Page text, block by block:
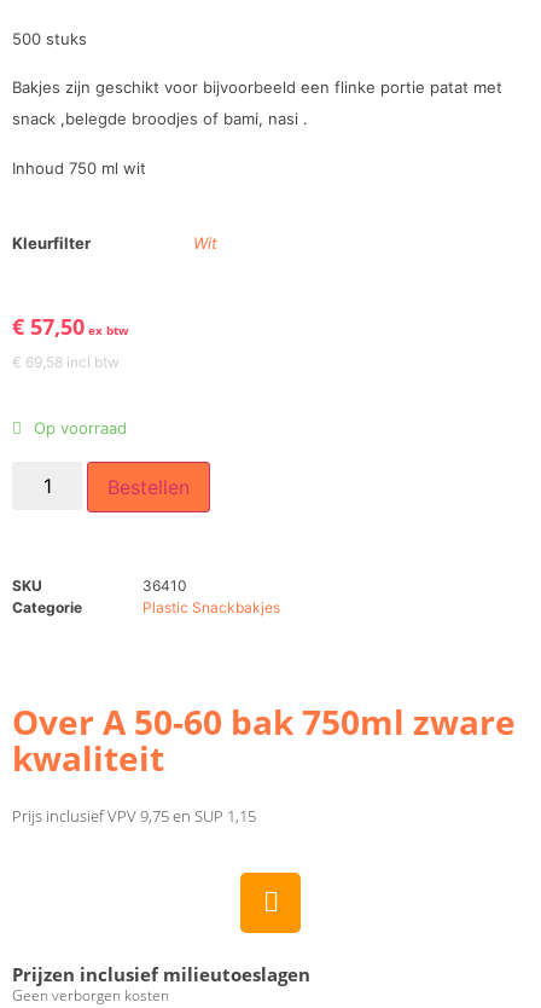
500 stuks
Bakjes zijn geschikt voor bijvoorbeeld een flinke portie patat met
snack ,belegde broodjes of bami, nasi .
Inhoud 750 ml wit
Kleurfilter Wit
€ 57,50 ex btw
€ 69,58 incl btw
Op voorraad
Bestellen
SKU
36410
Categorie
Plastic Snackbakjes
Over A 50-60 bak 750ml zware
kwaliteit
Prijs inclusief VPV 9,75 en SUP 1,15
Prijzen inclusief milieutoeslagen
Geen verborgen kosten